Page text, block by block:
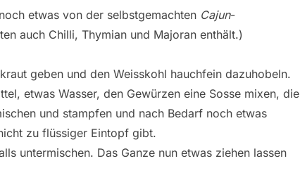
etwas von der selbstgemachten Cajun-
auch Chilli, Thymian und Majoran enthält.)
geben und den Weisskohl hauchfein dazuhobeln.
etwas Wasser, den Gewürzen eine Sosse mixen, die
und stampfen und nach Bedarf noch etwas
zu flüssiger Eintopf gibt.
untermischen. Das Ganze nun etwas ziehen lassen